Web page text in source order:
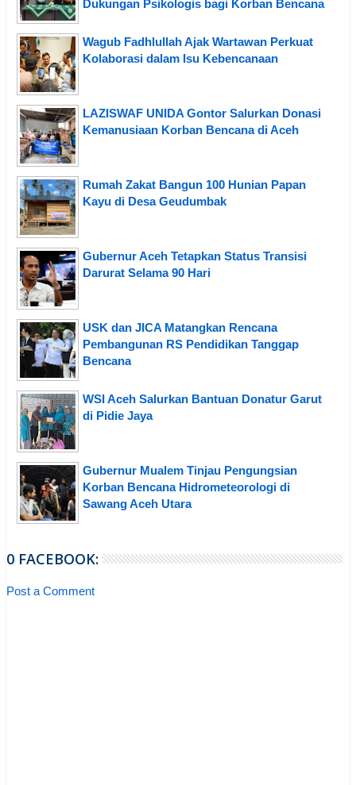
Dukungan Psikologis bagi Korban Bencana
Wagub Fadhlullah Ajak Wartawan Perkuat
Kolaborasi dalam Isu Kebencanaan
LAZISWAF UNIDA Gontor Salurkan Donasi
Kemanusiaan Korban Bencana di Aceh
Rumah Zakat Bangun 100 Hunian Papan
Kayu di Desa Geudumbak
Gubernur Aceh Tetapkan Status Transisi
Darurat Selama 90 Hari
USK dan JICA Matangkan Rencana
Pembangunan RS Pendidikan Tanggap
Bencana
WSI Aceh Salurkan Bantuan Donatur Garut
di Pidie Jaya
Gubernur Mualem Tinjau Pengungsian
Korban Bencana Hidrometeorologi di
Sawang Aceh Utara
0 FACEBOOK:
Post a Comment